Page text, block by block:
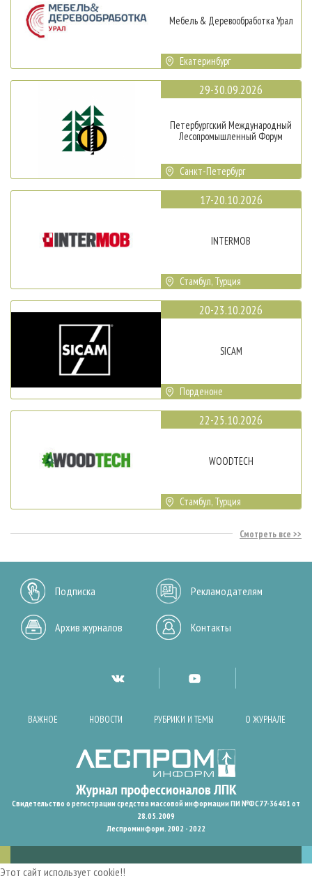
Мебель & Деревообработка Урал
Екатеринбург
29-30.09.2026
Петербургский Международный
Лесопромышленный Форум
Санкт-Петербург
17-20.10.2026
INTERMOB
Стамбул, Турция
20-23.10.2026
SICAM
Порденоне
22-25.10.2026
WOODTECH
Стамбул, Турция
Смотреть все
Подписка Рекламодателям
Архив журналов Контакты
ВАЖНОЕ НОВОСТИ РУБРИКИ И ТЕМЫ О ЖУРНАЛЕ
Свидетельство о регистрации средства массовой информации ПИ №ФС77-36401 от
28.05.2009
Леспроминформ. 2002 - 2022
Этот сайт использует cookie!!